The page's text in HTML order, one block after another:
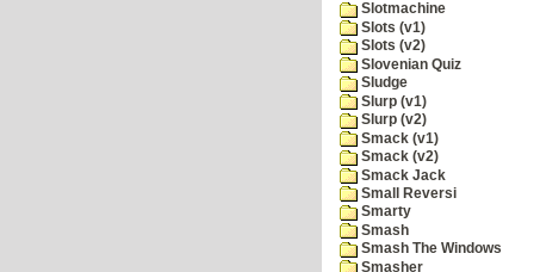
Slotmachine
Slots (v1)
Slots (v2)
Slovenian Quiz
Sludge
Slurp (v1)
Slurp (v2)
Smack (v1)
Smack (v2)
Smack Jack
Small Reversi
Smarty
Smash
Smash The Windows
Smasher